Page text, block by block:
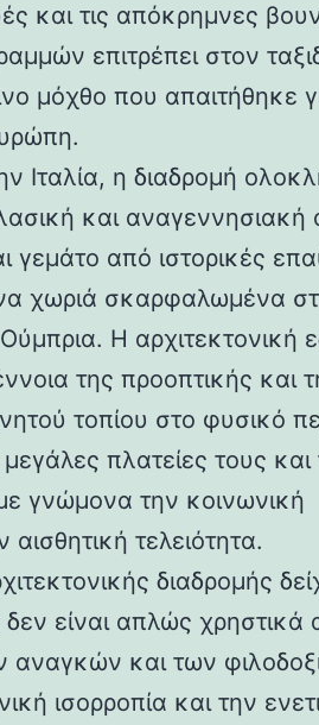
και τις απόκρημνες
επιτρέπει στον
μόχθο που απαιτήθηκε
Ιταλία, η διαδρομή
και αναγεννησιακή
γεμάτο από ιστορικές
χωριά σκαρφαλωμένα
Η αρχιτεκτονική
της προοπτικής και
τοπίου στο φυσικό
μεγάλες πλατείες τους
γνώμονα την κοινωνική
τελειότητα.
διαδρομής
δεν είναι απλώς χρηστικά
αναγκών και των
ισορροπία και την